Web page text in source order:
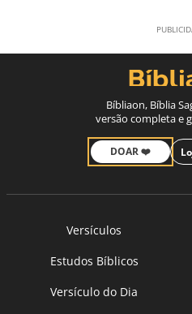
Bíbliaon, Bíblia
versão completa e
DOAR ❤️
Versículos
Estudos Bíblicos
Versículo do Dia